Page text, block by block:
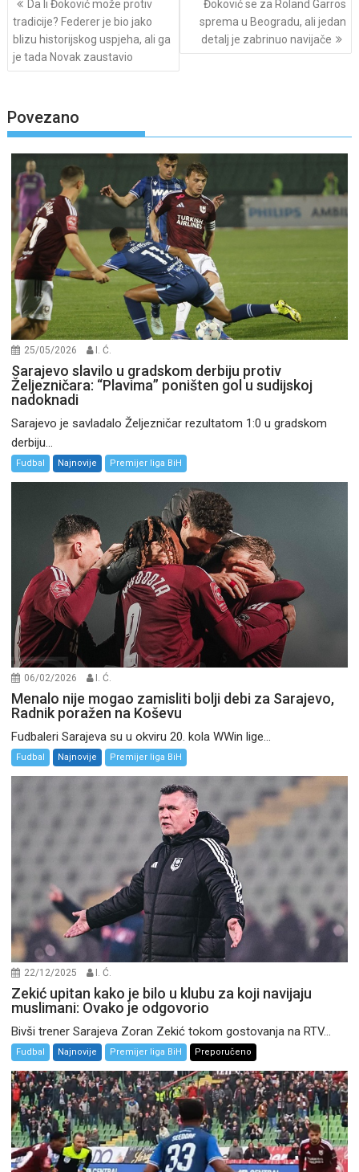
navigation
Da li Đoković može protiv
tradicije? Federer je bio jako
blizu historijskog uspjeha, ali ga
je tada Novak zaustavio
Đoković se za Roland Garros
sprema u Beogradu, ali jedan
detalj je zabrinuo navijače
Povezano
25/05/2026 I. Ć.
Sarajevo slavilo u gradskom derbiju protiv
Željezničara: “Plavima” poništen gol u sudijskoj
nadoknadi
Sarajevo je savladalo Željezničar rezultatom 1:0 u gradskom
derbiju...
Fudbal Najnovije Premijer liga BiH
06/02/2026 I. Ć.
Menalo nije mogao zamisliti bolji debi za Sarajevo,
Radnik poražen na Koševu
Fudbaleri Sarajeva su u okviru 20. kola WWin lige...
Fudbal Najnovije Premijer liga BiH
22/12/2025 I. Ć.
Zekić upitan kako je bilo u klubu za koji navijaju
muslimani: Ovako je odgovorio
Bivši trener Sarajeva Zoran Zekić tokom gostovanja na RTV...
Fudbal Najnovije Premijer liga BiH Preporučeno